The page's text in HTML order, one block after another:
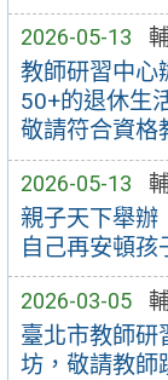
2026-05-13
教師研習中心
50+的退休生
敬請符合資格
2026-05-13
親子天下舉辦
自己再安頓孩
2026-03-05
臺北市教師研
坊，敬請教師